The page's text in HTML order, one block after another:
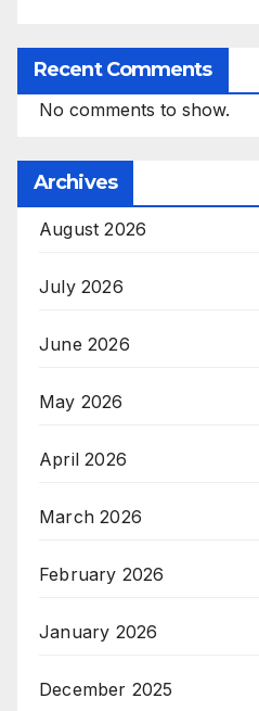
Recent Comments
No comments to show.
Archives
August 2026
July 2026
June 2026
May 2026
April 2026
March 2026
February 2026
January 2026
December 2025